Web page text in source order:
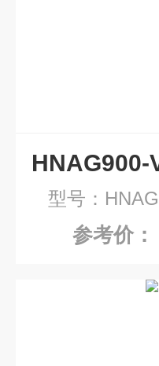
型号：
参考价：